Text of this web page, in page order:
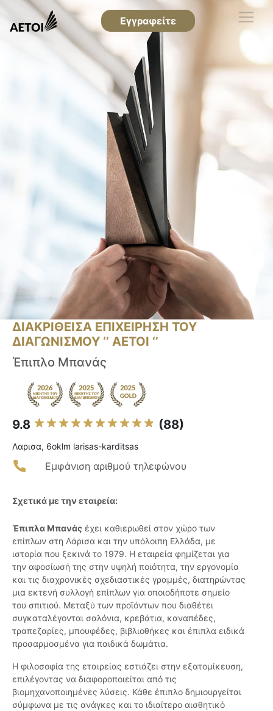
Εγγραφείτε
ΔΙΑΚΡΙΘΕΙΣΑ ΕΠΙΧΕΙΡΗΣΗ ΤΟΥ
ΔΙΑΓΩΝΙΣΜΟΥ ‘’ ΑΕΤΟΙ ‘’
Έπιπλο Μπανάς
9.8 (88)
Λαρισα, 6oklm larisas-karditsas
Εμφάνιση αριθμού τηλεφώνου
Σχετικά με την εταιρεία:
Έπιπλα Μπανάς έχει καθιερωθεί στον χώρο των
επίπλων στη Λάρισα και την υπόλοιπη Ελλάδα, με
ιστορία που ξεκινά το 1979. Η εταιρεία φημίζεται για
την αφοσίωσή της στην υψηλή ποιότητα, την εργονομία
και τις διαχρονικές σχεδιαστικές γραμμές, διατηρώντας
μια εκτενή συλλογή επίπλων για οποιοδήποτε σημείο
του σπιτιού. Μεταξύ των προϊόντων που διαθέτει
συγκαταλέγονται σαλόνια, κρεβάτια, καναπέδες,
τραπεζαρίες, μπουφέδες, βιβλιοθήκες και έπιπλα ειδικά
προσαρμοσμένα για παιδικά δωμάτια.
Η φιλοσοφία της εταιρείας εστιάζει στην εξατομίκευση,
επιλέγοντας να διαφοροποιείται από τις
βιομηχανοποιημένες λύσεις. Κάθε έπιπλο δημιουργείται
σύμφωνα με τις ανάγκες και το ιδιαίτερο αισθητικό